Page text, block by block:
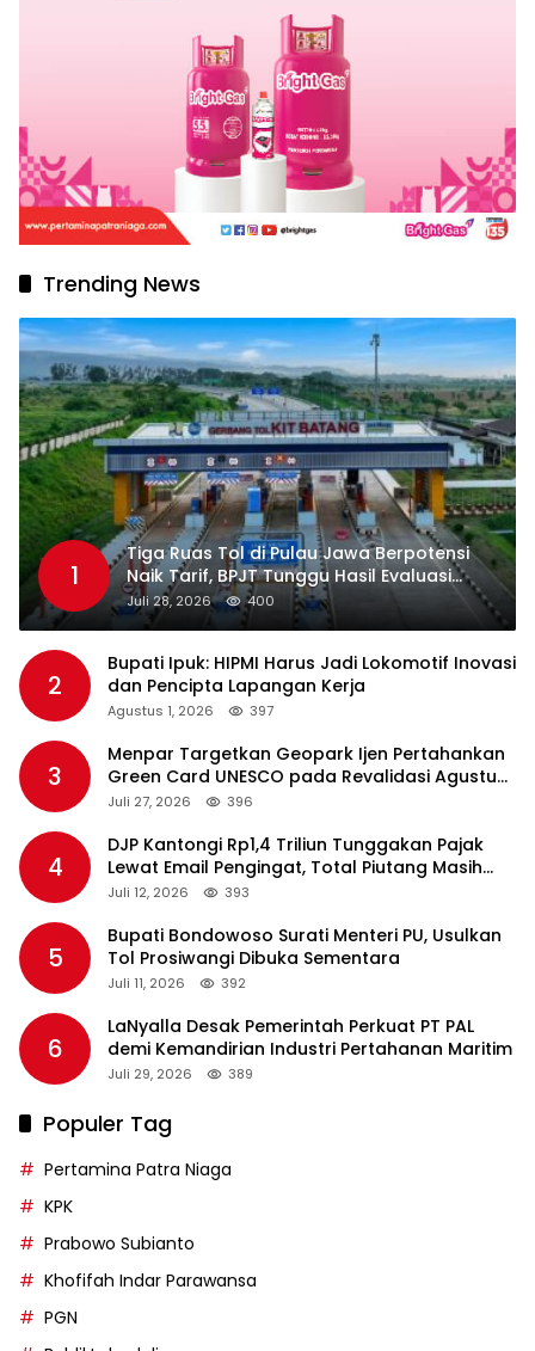
Trending News
1
Tiga Ruas Tol di Pulau Jawa Berpotensi
Naik Tarif, BPJT Tunggu Hasil Evaluasi
Standar Pelayanan
Juli 28, 2026 400
2
Bupati Ipuk: HIPMI Harus Jadi Lokomotif Inovasi
dan Pencipta Lapangan Kerja
Agustus 1, 2026 397
3
Menpar Targetkan Geopark Ijen Pertahankan
Green Card UNESCO pada Revalidasi Agustus
2026
Juli 27, 2026 396
4
DJP Kantongi Rp1,4 Triliun Tunggakan Pajak
Lewat Email Pengingat, Total Piutang Masih
Rp36 Triliun
Juli 12, 2026 393
5
Bupati Bondowoso Surati Menteri PU, Usulkan
Tol Prosiwangi Dibuka Sementara
Juli 11, 2026 392
6
LaNyalla Desak Pemerintah Perkuat PT PAL
demi Kemandirian Industri Pertahanan Maritim
Juli 29, 2026 389
Populer Tag
Pertamina Patra Niaga
KPK
Prabowo Subianto
Khofifah Indar Parawansa
PGN